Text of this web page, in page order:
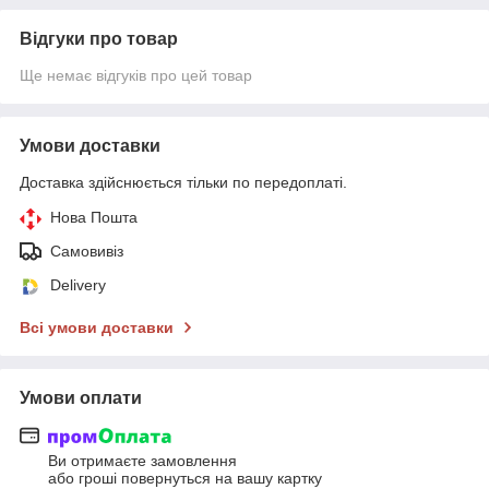
Відгуки про товар
Ще немає відгуків про цей товар
Умови доставки
Доставка здійснюється тільки по передоплаті.
Нова Пошта
Самовивіз
Delivery
Всі умови доставки
Умови оплати
Ви отримаєте замовлення
або гроші повернуться на вашу картку